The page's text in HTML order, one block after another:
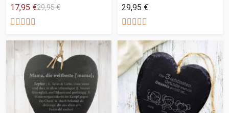
17,95 €29,95 € 29,95 €